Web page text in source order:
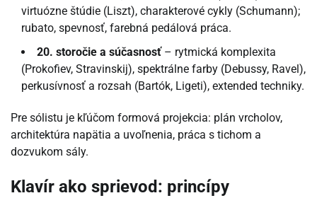
virtuózne štúdie (Liszt), charakterové cykly (Schumann);
rubato, spevnosť, farebná pedálová práca.
20. storočie a súčasnosť– rytmická komplexita
(Prokofiev, Stravinskij), spektrálne farby (Debussy, Ravel),
perkusívnosť a rozsah (Bartók, Ligeti), extended techniky.
Pre sólistu je kľúčom formová projekcia: plán vrcholov,
architektúra napätia a uvoľnenia, práca s tichom a
dozvukom sály.
Klavír ako sprievod: princípy